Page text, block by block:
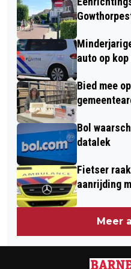
BORST MAAR
auto op
Bied mee
Bol
datalek
Fietser
aanrijding
Meer